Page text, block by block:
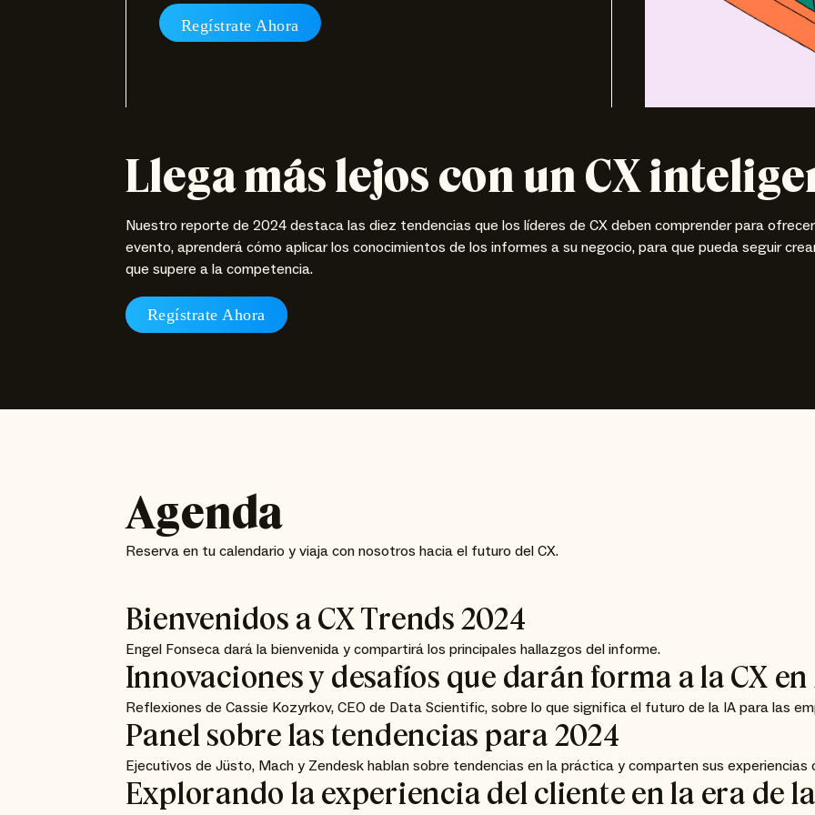
Regístrate Ahora
Llega más lejos con un CX
Nuestro reporte de 2024 destaca las diez tendencias que los líderes de CX deben comprender para
evento, aprenderá cómo aplicar los conocimientos de los informes a su negocio, para que pueda seguir
que supere a la competencia.
Regístrate Ahora
Agenda
Reserva en tu calendario y viaja con nosotros hacia el futuro del CX.
Bienvenidos a CX Trends 2024
Engel Fonseca dará la bienvenida y compartirá los principales hallazgos del informe.
Innovaciones y desafíos que darán forma a la CX en
Reflexiones de Cassie Kozyrkov, CEO de Data Scientific, sobre lo que significa el futuro de la IA para las
Panel sobre las tendencias para 2024
Ejecutivos de Jüsto, Mach y Zendesk hablan sobre tendencias en la práctica y comparten sus experiencias
Explorando la experiencia del cliente en la era de